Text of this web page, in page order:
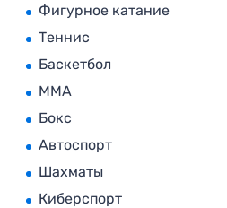
Фигурное катание
Теннис
Баскетбол
MMA
Бокс
Автоспорт
Шахматы
Киберспорт